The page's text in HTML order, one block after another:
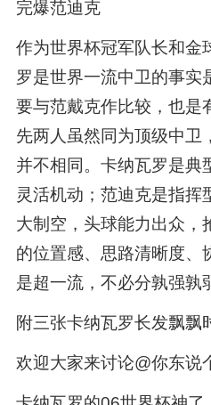
完爆范迪克
作为世界杯冠军队长和金
罗是世界一流中卫的事实
要与范戴克作比较，也是
先两人虽然同为顶级中卫
并不相同。卡纳瓦罗是典
灵活机动；范迪克是指挥
大制空，头球能力出众，
的位置感、思路清晰度、
是超一流，不必分孰强孰
附三张卡纳瓦罗长发飘飘
欢迎大家来讨论@你东说